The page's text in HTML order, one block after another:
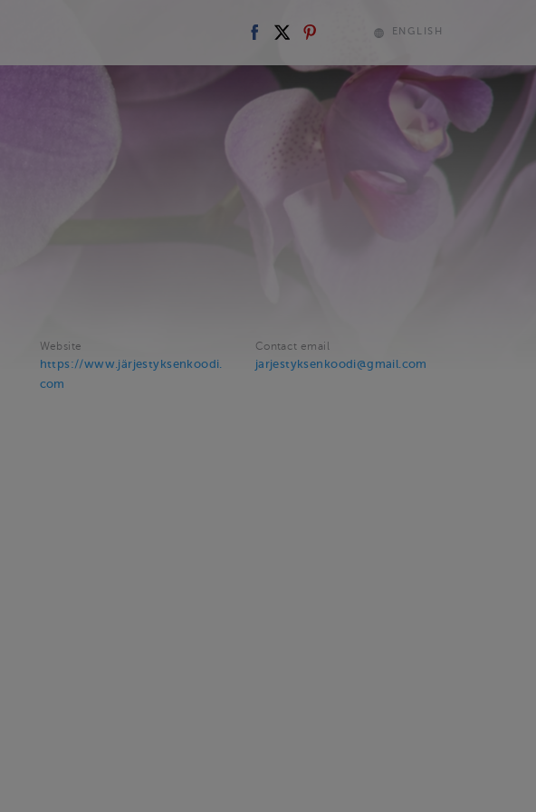
ENGLISH
Website
https://www.järjestyksenkoodi.
com
Contact email
jarjestyksenkoodi@gmail.com